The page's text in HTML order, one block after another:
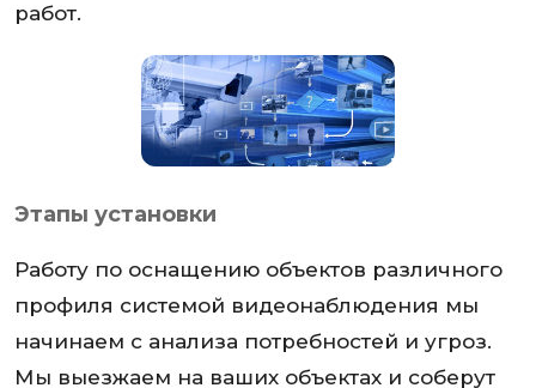
работ.
Этапы установки
Работу по оснащению объектов различного
профиля системой видеонаблюдения мы
начинаем с анализа потребностей и угроз.
Мы выезжаем на ваших объектах и соберут